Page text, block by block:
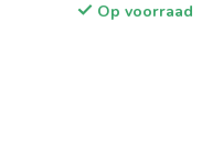
Op voorraad